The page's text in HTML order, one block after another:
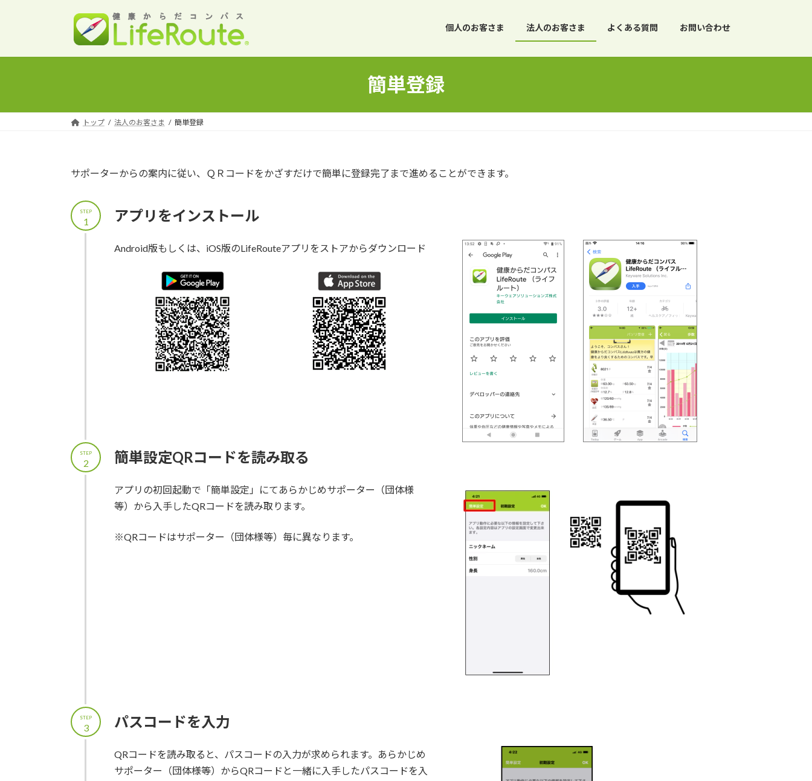
個人のお客さま 法人のお客さま よくある質問 お問い合わせ
簡単登録
トップ 法人のお客さま 簡単登録
サポーターからの案内に従い、ＱＲコードをかざすだけで簡単に登録完了まで進めることができます。
アプリをインストール
Android版もしくは、iOS版のLifeRouteアプリをストアからダウンロード
STEP
1
簡単設定QRコードを読み取る
アプリの初回起動で「簡単設定」にてあらかじめサポーター（団体様
等）から入手したQRコードを読み取ります。
※QRコードはサポーター（団体様等）毎に異なります。
STEP
2
パスコードを入力
QRコードを読み取ると、パスコードの入力が求められます。あらかじめ
サポーター（団体様等）からQRコードと一緒に入手したパスコードを入
STEP
3